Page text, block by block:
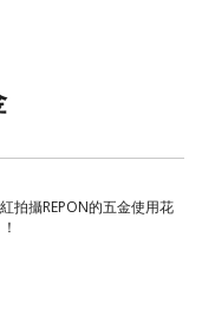
拍攝REPON的五金使用花